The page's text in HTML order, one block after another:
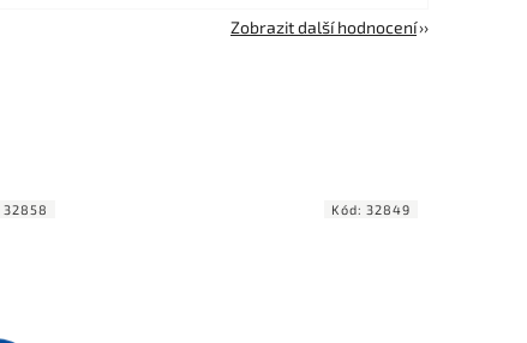
Zobrazit další hodnocení
32858 Kód: 32849